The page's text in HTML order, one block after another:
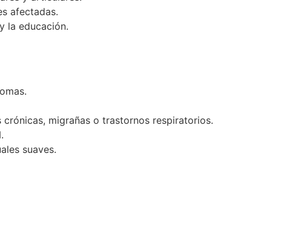
afectadas.
la educación.
migrañas o trastornos respiratorios.
suaves.